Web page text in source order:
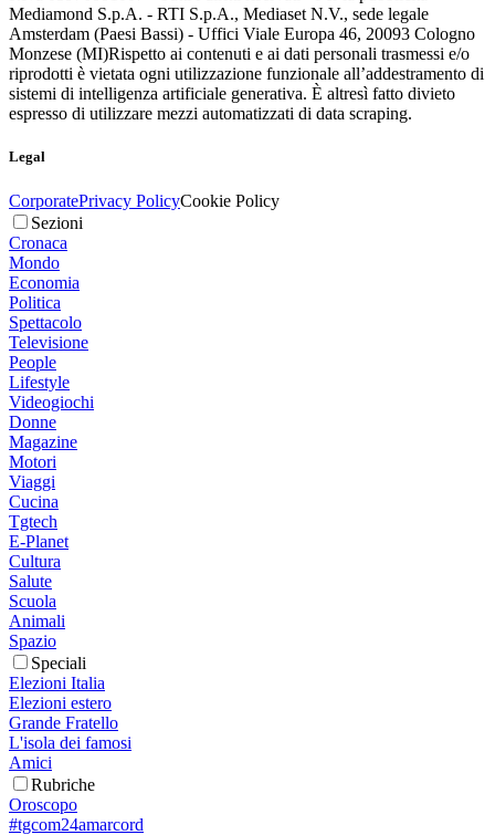
Mediamond S.p.A. - RTI S.p.A., Mediaset N.V., sede legale
Amsterdam (Paesi Bassi) - Uffici Viale Europa 46, 20093 Cologno
Monzese (MI)Rispetto ai contenuti e ai dati personali trasmessi e/o
riprodotti è vietata ogni utilizzazione funzionale all’addestramento di
sistemi di intelligenza artificiale generativa. È altresì fatto divieto
espresso di utilizzare mezzi automatizzati di data scraping.
Legal
CorporatePrivacy PolicyCookie Policy
Sezioni
Cronaca
Mondo
Economia
Politica
Spettacolo
Televisione
People
Lifestyle
Videogiochi
Donne
Magazine
Motori
Viaggi
Cucina
Tgtech
E-Planet
Cultura
Salute
Scuola
Animali
Spazio
Speciali
Elezioni Italia
Elezioni estero
Grande Fratello
L'isola dei famosi
Amici
Rubriche
Oroscopo
#tgcom24amarcord